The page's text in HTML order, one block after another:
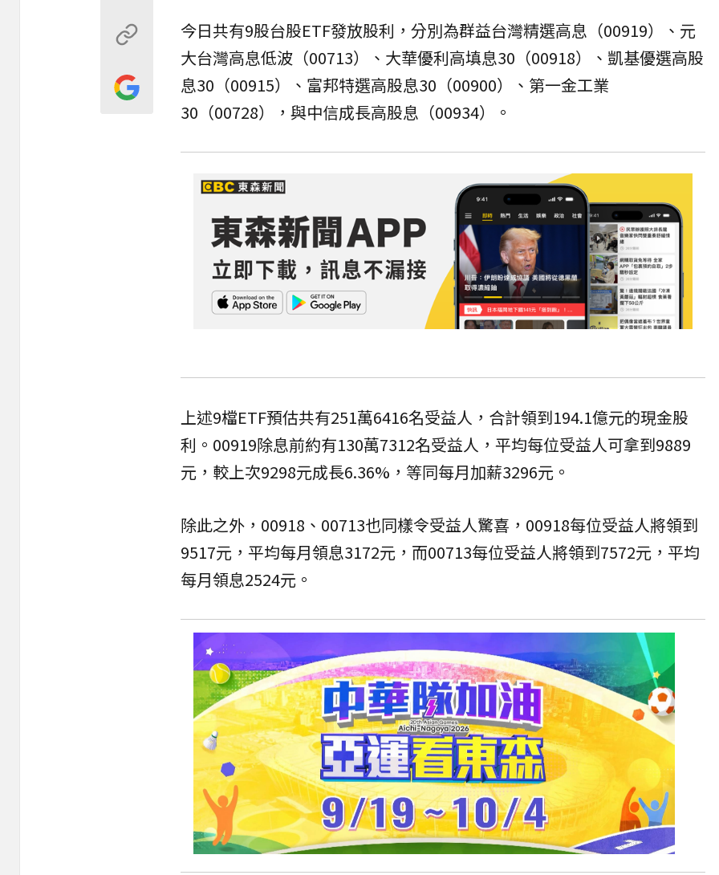
今日共有9股台股ETF發放股利，分別為群益台灣精選高息（00919）、元
大台灣高息低波（00713）、大華優利高填息30（00918）、凱基優選高股
息30（00915）、富邦特選高股息30（00900）、第一金工業
30（00728），與中信成長高股息（00934）。
上述9檔ETF預估共有251萬6416名受益人，合計領到194.1億元的現金股
利。00919除息前約有130萬7312名受益人，平均每位受益人可拿到9889
元，較上次9298元成長6.36%，等同每月加薪3296元。
除此之外，00918、00713也同樣令受益人驚喜，00918每位受益人將領到
9517元，平均每月領息3172元，而00713每位受益人將領到7572元，平均
每月領息2524元。